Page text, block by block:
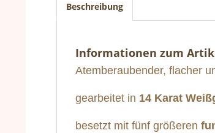
Beschreibung
Informationen zum
Atemberaubender, flacher
gearbeitet in 14 Karat
besetzt mit fünf größeren